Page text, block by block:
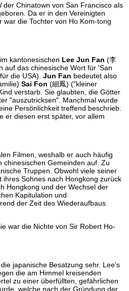
der Chinatown von San Francisco als
Da er in den Vereinigten
die Tochter von Ho Kom-tong
kantonesischen Lee Jun Fan (李
auf das chinesische Wort für 'San
die USA). Jun Fan bedeutet also
Sai Fon (細鳳) ("kleiner
verstarb. Sie glaubten, die Götter
"auszutricksen". Manchmal wurde
Persönlichkeit treffend beschrieb.
er diesen erst später, vor allem
Filmen, weshalb er auch häufig
chinesischen Gemeinden auf. Zu
Truppen. Obwohl viele seiner
Sohnes nach Hongkong zurück
Hongkong und der Wechsel der
Kapitulation und
der Zeit des Wiederaufbaus
war die Nichte von Sir Robert Ho-
japanische Besatzung sehr. Lee's
die am Himmel kreisenden
zu einer überfüllten, gefährlichen
welche nach der Gründung der